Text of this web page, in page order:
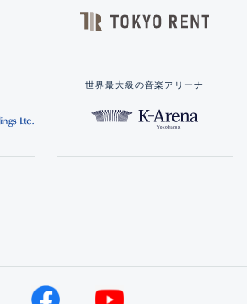
世界最大級の音楽アリーナ